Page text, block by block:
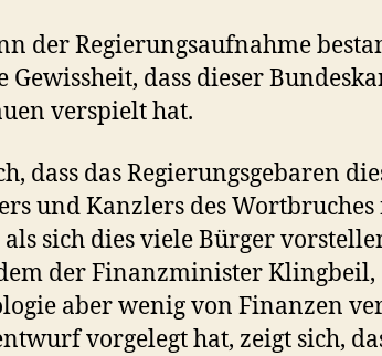
der Regierungsaufnahme
Gewissheit, dass dieser
verspielt hat.
dass das Regierungsgebaren
und Kanzlers des Wortbruches
sich dies viele Bürger
der Finanzminister
aber wenig von Finanzen
vorgelegt hat, zeigt sich,